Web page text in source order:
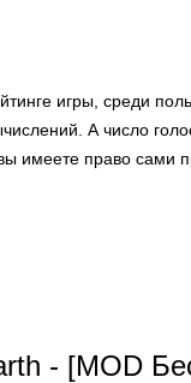
игры, среди
А число
имеете право сами
- [MOD